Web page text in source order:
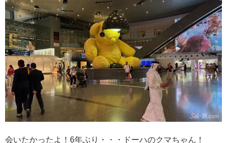
会いたかったよ！6年ぶり・・・ドーハのクマちゃん！